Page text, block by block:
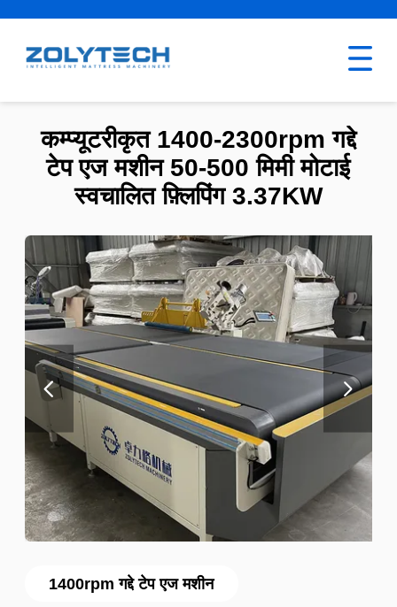
1400rpm गद्दे टेप एज मशीन
कम्प्यूटरीकृत 1400-2300rpm गद्दे
टेप एज मशीन 50-500 मिमी मोटाई
स्वचालित फ़्लिपिंग 3.37KW